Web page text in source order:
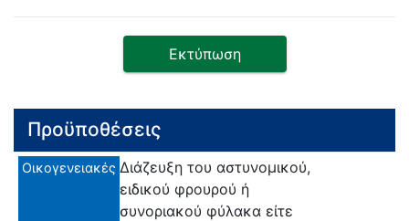
Εκτύπωση
Προϋποθέσεις
Οικογενειακές Διάζευξη του αστυνομικού,
ειδικού φρουρού ή
συνοριακού φύλακα είτε